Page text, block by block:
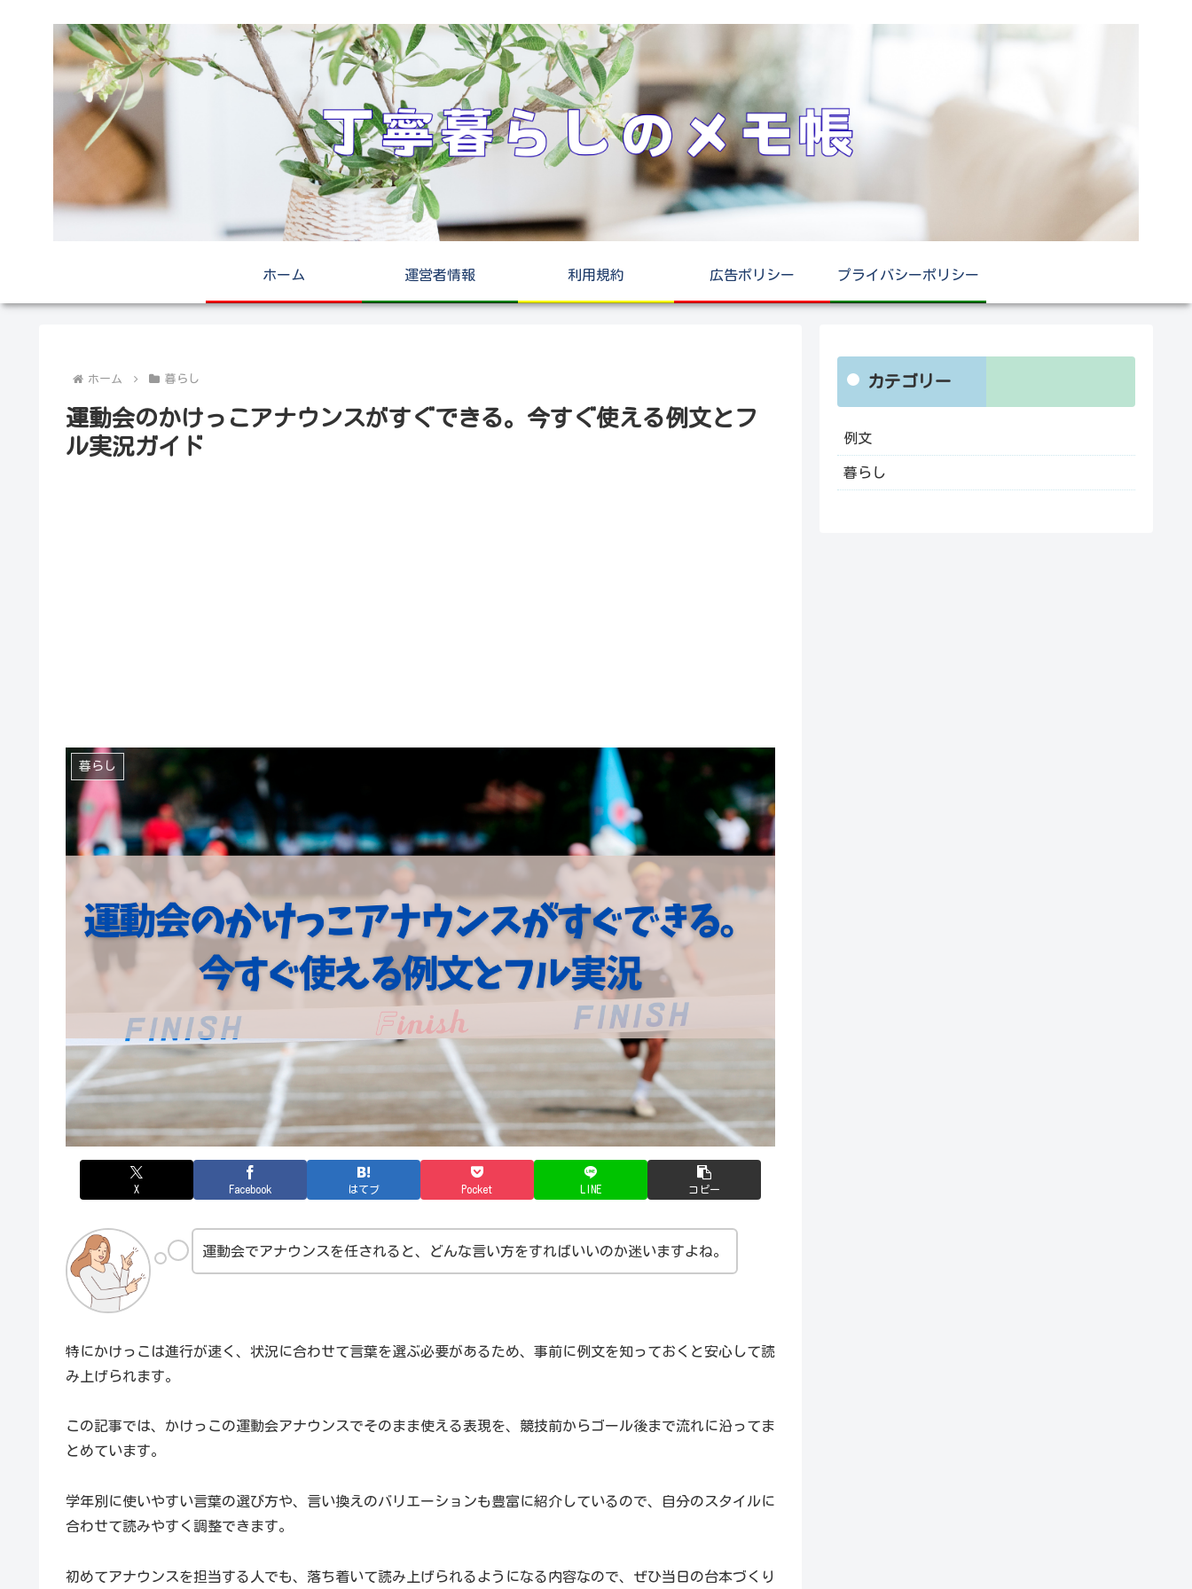
ホーム 運営者情報 利用規約 広告ポリシー プライバシーポリシー
ホーム 暮らし
運動会のかけっこアナウンスがすぐできる。今すぐ使える例文とフ
ル実況ガイド
暮らし
X Facebook はてブ Pocket LINE コピー
運動会でアナウンスを任されると、どんな言い方をすればいいのか迷いますよね。
特にかけっこは進行が速く、状況に合わせて言葉を選ぶ必要があるため、事前に例文を知っておくと安心して読
み上げられます。
この記事では、かけっこの運動会アナウンスでそのまま使える表現を、競技前からゴール後まで流れに沿ってま
とめています。
学年別に使いやすい言葉の選び方や、言い換えのバリエーションも豊富に紹介しているので、自分のスタイルに
合わせて読みやすく調整できます。
初めてアナウンスを担当する人でも、落ち着いて読み上げられるようになる内容なので、ぜひ当日の台本づくり
カテゴリー
例文
暮らし